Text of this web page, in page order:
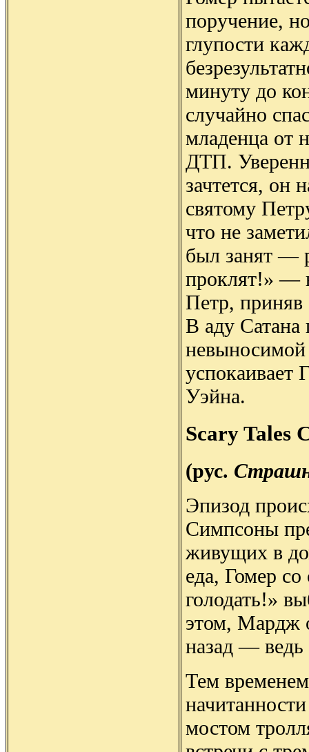
поручение,
глупости
минуту до
случайно
младенца от
ДТП.
зачтется, он
святому
что не
был занят —
проклят!» —
Петр, приняв
В аду Сатана
невыносимой
успокаивает
Уэйна.
Scary Tales
(рус.
Эпизод
Симпсоны
живущих в
еда, Гомер
голодать!»
этом, Мардж
назад — ведь
Тем
мостом